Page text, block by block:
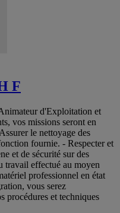
F
d'Exploitation et
vos missions seront en
le nettoyage des
fournie. - Respecter et
et de sécurité sur des
travail effectué au moyen
professionnel en état
vous serez
procédures et techniques